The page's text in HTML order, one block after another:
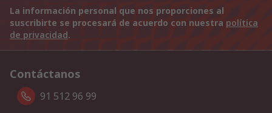
La información personal que nos proporciones al
suscribirte se procesará de acuerdo con nuestra política
de privacidad.
Contáctanos
91 512 96 99